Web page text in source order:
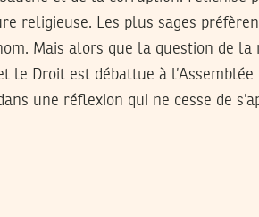
religieuse. Les plus sages
Mais alors que la question de la
le Droit est débattue à l’Assemblée
une réflexion qui ne cesse de